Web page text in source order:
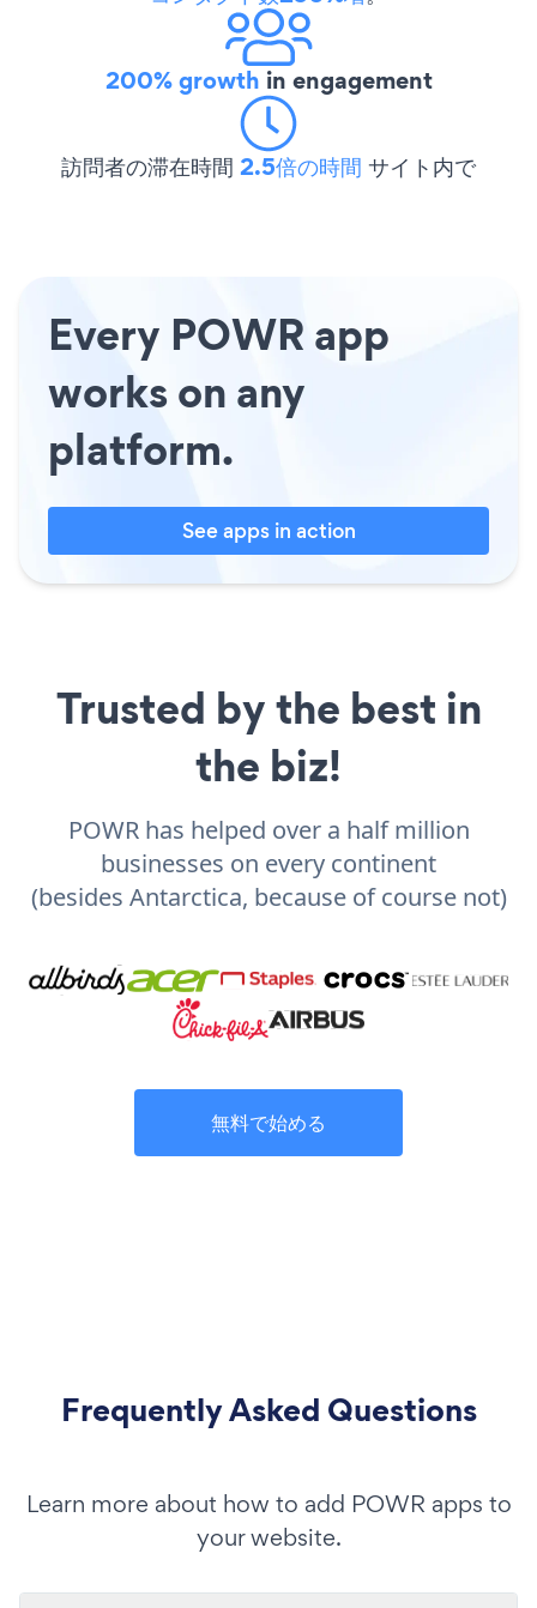
200% growth in engagement
訪問者の滞在時間 2.5倍の時間 サイト内で
Every POWR app
works on any
platform.
See apps in action
Trusted by the best in
the biz!
POWR has helped over a half million
businesses on every continent
(besides Antarctica, because of course not)
無料で始める
Frequently Asked Questions
Learn more about how to add POWR apps to
your website.